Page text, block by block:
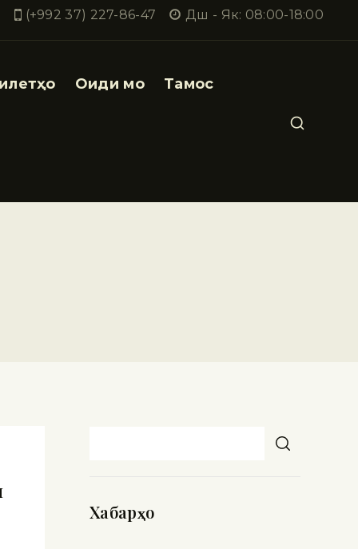
(+992 37) 227-86-47 Дш - Як: 08:00-18:00
Оиди мо Тамос
Хабарҳо